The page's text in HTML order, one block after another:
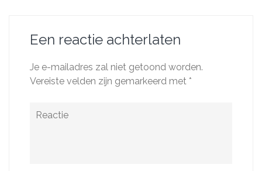
Een reactie achterlaten
Je e-mailadres zal niet getoond worden.
Vereiste velden zijn gemarkeerd met *